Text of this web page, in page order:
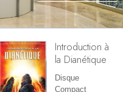
Introduction à
la Dianétique
Disque
Compact